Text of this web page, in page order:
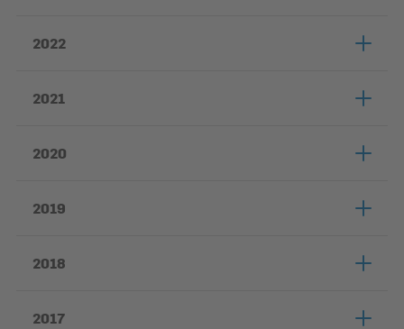
2022
2021
2020
2019
2018
2017